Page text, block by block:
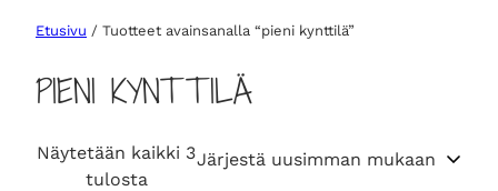
Etusivu / Tuotteet avainsanalla “pieni kynttilä”
PIENI KYNTTILÄ
Näytetään kaikki 3
tulostaS